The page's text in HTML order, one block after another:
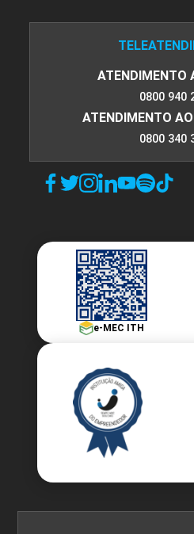
ATENDIMENTO
0800 940
ATENDIMENTO
0800 340
e-MEC ITH